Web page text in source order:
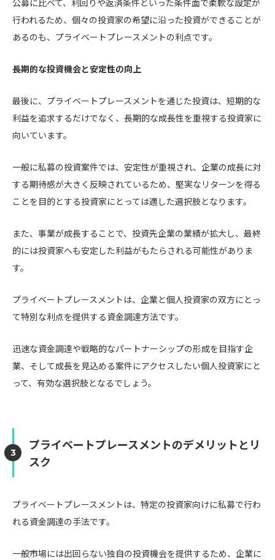
公募に比べて、利回りや返済条件といった条件面で柔軟な設定が
行われるため、個々の投資家の希望に沿った投資ができることが
あるのも、プライベートプレースメントの利点です。
長期的な投資機会と安定性の向上
最後に、プライベートプレースメントを通じた投資は、短期的な
利益を追求するだけでなく、長期的な成長性を重視する投資家に
向いています。
一般に私募の投資案件では、安定性が重視され、企業の成長に対
する期待感が大きく反映されているため、堅実なリターンを得る
ことを目的とする投資家にとっては適した選択肢となります。
また、事業が成長することで、投資先企業の業績が拡大し、最終
的には投資家へも安定した利益がもたらされる可能性がありま
す。
プライベートプレースメントは、企業と個人投資家の双方にとっ
て特別な利点を提供する資金調達方法です。
迅速な資金調達や戦略的なパートナーシップの形成を目指す企
業、そして成長を見込める案件にアクセスしたい個人投資家にと
って、有効な選択肢となるでしょう。
プライベートプレースメントのデメリットとリ
スク
プライベートプレースメントは、特定の投資家向けに私募で行わ
れる資金調達の手法です。
一般市場には出回らない独自の投資機会を提供するため、企業に